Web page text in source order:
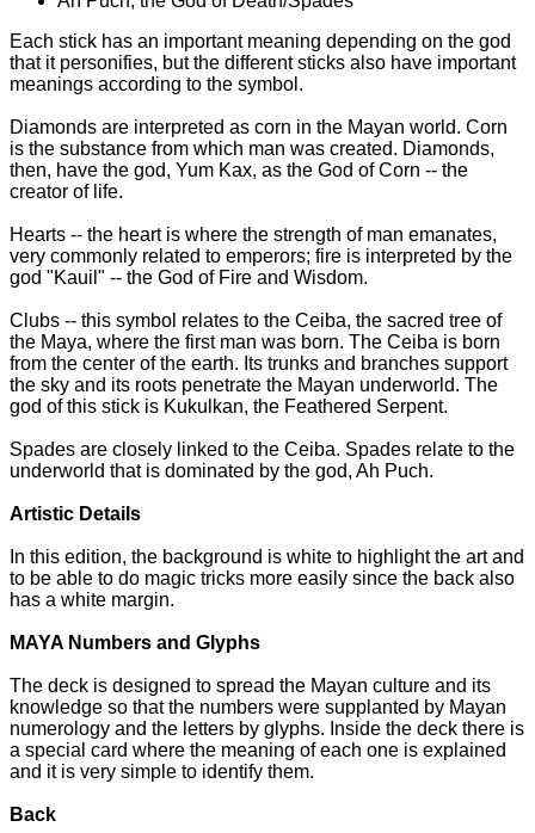
Each stick has an important meaning depending on the god
that it personifies, but the different sticks also have important
meanings according to the symbol.
Diamonds are interpreted as corn in the Mayan world. Corn
is the substance from which man was created. Diamonds,
then, have the god, Yum Kax, as the God of Corn -- the
creator of life.
Hearts -- the heart is where the strength of man emanates,
very commonly related to emperors; fire is interpreted by the
god "Kauil" -- the God of Fire and Wisdom.
Clubs -- this symbol relates to the Ceiba, the sacred tree of
the Maya, where the first man was born. The Ceiba is born
from the center of the earth. Its trunks and branches support
the sky and its roots penetrate the Mayan underworld. The
god of this stick is Kukulkan, the Feathered Serpent.
Spades are closely linked to the Ceiba. Spades relate to the
underworld that is dominated by the god, Ah Puch.
Artistic Details
In this edition, the background is white to highlight the art and
to be able to do magic tricks more easily since the back also
has a white margin.
MAYA Numbers and Glyphs
The deck is designed to spread the Mayan culture and its
knowledge so that the numbers were supplanted by Mayan
numerology and the letters by glyphs. Inside the deck there is
a special card where the meaning of each one is explained
and it is very simple to identify them.
Back